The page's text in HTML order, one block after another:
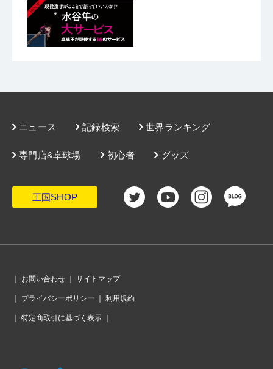
ニュース 記録検索 世界ランキング
グッズ
専門店&卓球場 初心者
王国SHOP
｜ お問い合わせ ｜ サイトマップ
｜ プライバシーポリシー ｜ 利用規約
｜ 特定商取引に基づく表示 ｜